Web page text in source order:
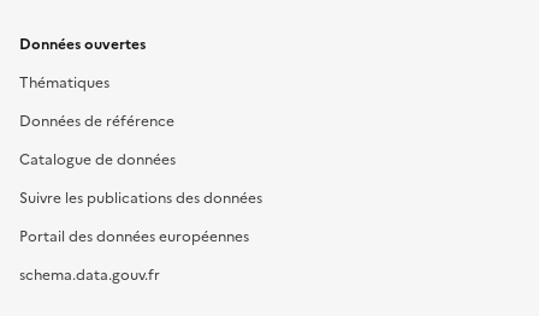
Données ouvertes
Thématiques
Données de référence
Catalogue de données
Suivre les publications des données
Portail des données européennes
schema.data.gouv.fr